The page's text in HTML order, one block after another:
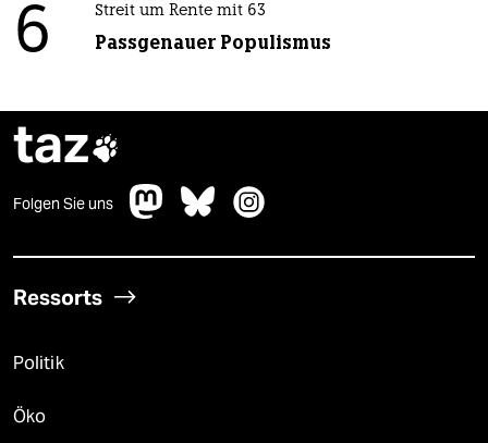
6 Streit um Rente mit 63
Passgenauer Populismus
taz
Folgen Sie uns
Ressorts
Politik
Öko